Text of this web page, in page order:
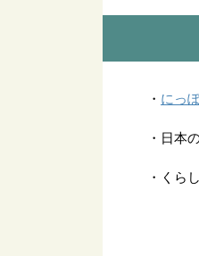
・ にっ
・日本
・くら